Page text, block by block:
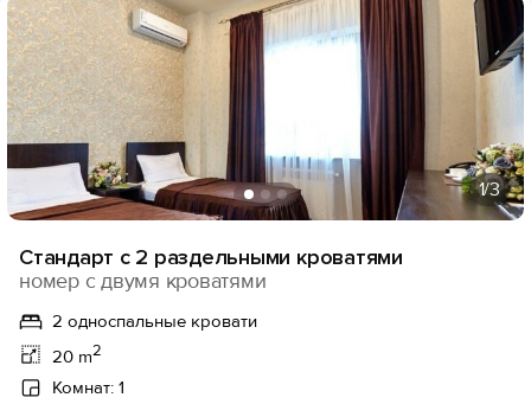
1/3
Стандарт с 2 раздельными кроватями
номер с двумя кроватями
2 односпальные кровати
20 m2
Комнат: 1